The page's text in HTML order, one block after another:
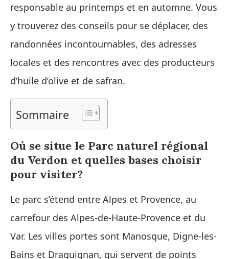
responsable au printemps et en automne. Vous
y trouverez des conseils pour se déplacer, des
randonnées incontournables, des adresses
locales et des rencontres avec des producteurs
d’huile d’olive et de safran.
Sommaire
Où se situe le Parc naturel régional
du Verdon et quelles bases choisir
pour visiter?
Le parc s’étend entre Alpes et Provence, au
carrefour des Alpes-de-Haute-Provence et du
Var. Les villes portes sont Manosque, Digne-les-
Bains et Draguignan, qui servent de points